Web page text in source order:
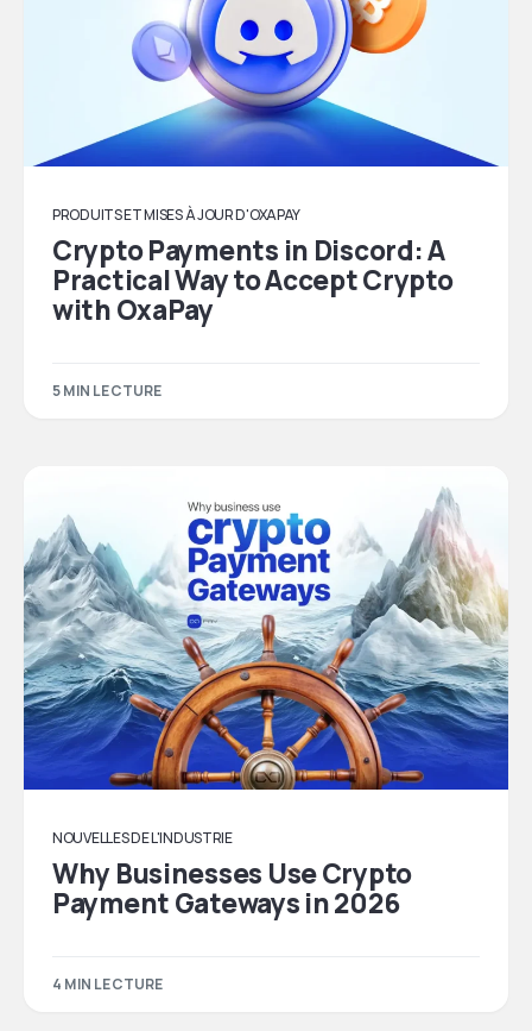
PRODUITS ET MISES À JOUR D'OXAPAY
Crypto Payments in Discord: A
Practical Way to Accept Crypto
with OxaPay
5 MIN LECTURE
NOUVELLES DE L'INDUSTRIE
Why Businesses Use Crypto
Payment Gateways in 2026
4 MIN LECTURE